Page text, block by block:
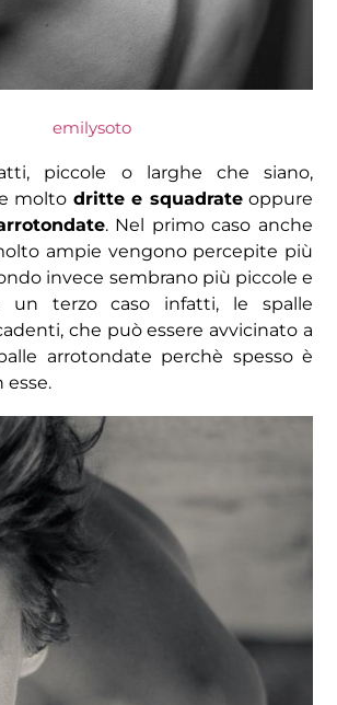
emilysoto
piccole o larghe che siano,
molto dritte e squadrateoppure
. Nel primo caso anche
ampie vengono percepite più
invece sembrano più piccole e
un terzo caso infatti, le spalle
che può essere avvicinato a
arrotondate perchè spesso è
esse.